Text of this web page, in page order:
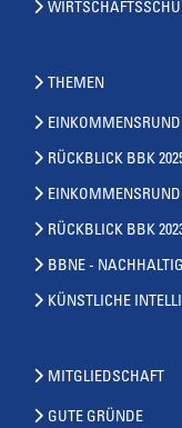
THEMEN
RÜCKBLICK BBK
RÜCKBLICK BBK
BBNE -
KÜNSTLICHE
MITGLIEDSCHAFT
GUTE GRÜNDE